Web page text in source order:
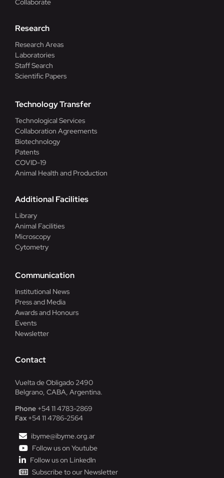
Collaborate
Research
Research Areas
Laboratories
Staff Search
Scientific Papers
Technology Transfer
Technological Services
Collaboration Agreements
Biotechnology
Patents
COVID-19
Animal Health and Production
Additional Facilities
Library
Animal Facilities
Microscopy
Cytometry
Communication
Institutional News
Press and Media
Awards and Honours
Events
Newsletter
Contact
Vuelta de Obligado 2490
Belgrano, CABA, Argentina.
Phone+54 11 4783-2869
Fax+54 11 4786-2564
ibyme@ibyme.org.ar
Follow us on Youtube
Follow us on LinkedIn
Subscribe to our Newsletter